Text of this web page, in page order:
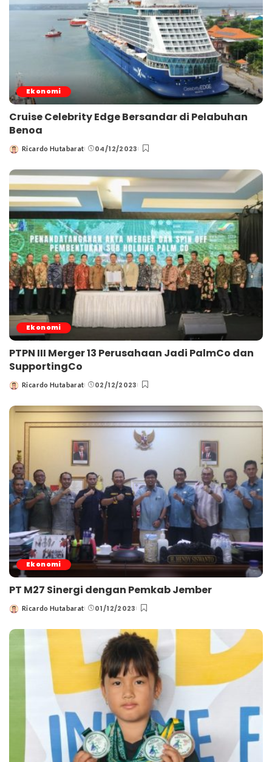
Ekonomi
Cruise Celebrity Edge Bersandar di Pelabuhan
Benoa
Posted
Ricardo Hutabarat 04/12/2023
Ekonomi
PTPN III Merger 13 Perusahaan Jadi PalmCo dan
SupportingCo
Posted
Ricardo Hutabarat 02/12/2023
Ekonomi
PT M27 Sinergi dengan Pemkab Jember
Posted
Ricardo Hutabarat 01/12/2023